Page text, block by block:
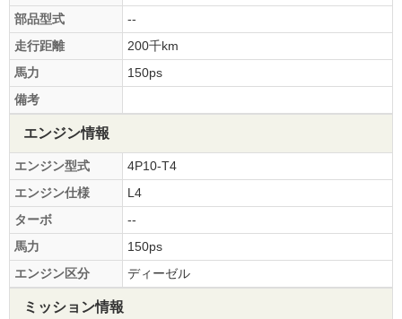
部品型式
--
走行距離
200千km
馬力
150ps
備考
エンジン情報
エンジン型式
4P10-T4
エンジン仕様
L4
ターボ
--
馬力
150ps
エンジン区分
ディーゼル
ミッション情報